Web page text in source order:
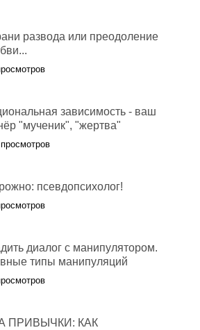
развода или преодоление
зависимость - ваш
"мученик", "жертва"
псевдопсихолог!
диалог с манипулятором.
типы манипуляций
ПРИВЫЧКИ: КАК